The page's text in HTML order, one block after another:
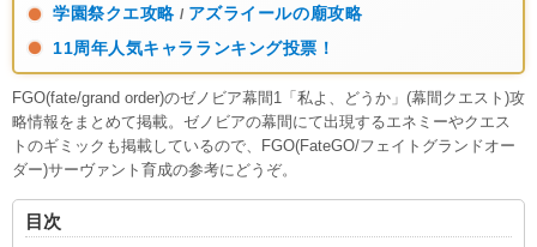
学園祭クエ攻略 / アズライールの廟攻略
11周年人気キャラランキング投票！
FGO(fate/grand order)のゼノビア幕間1「私よ、どうか」(幕間クエスト)攻
略情報をまとめて掲載。ゼノビアの幕間にて出現するエネミーやクエス
トのギミックも掲載しているので、FGO(FateGO/フェイトグランドオー
ダー)サーヴァント育成の参考にどうぞ。
目次